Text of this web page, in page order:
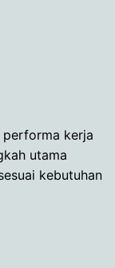
performa kerja
utama
kebutuhan